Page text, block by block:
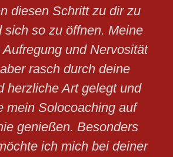
diesen Schritt zu dir zu
sich so zu öffnen. Meine
und Nervosität
rasch durch deine
herzliche Art gelegt und
mein Solocoaching auf
genießen. Besonders
ich mich bei deiner